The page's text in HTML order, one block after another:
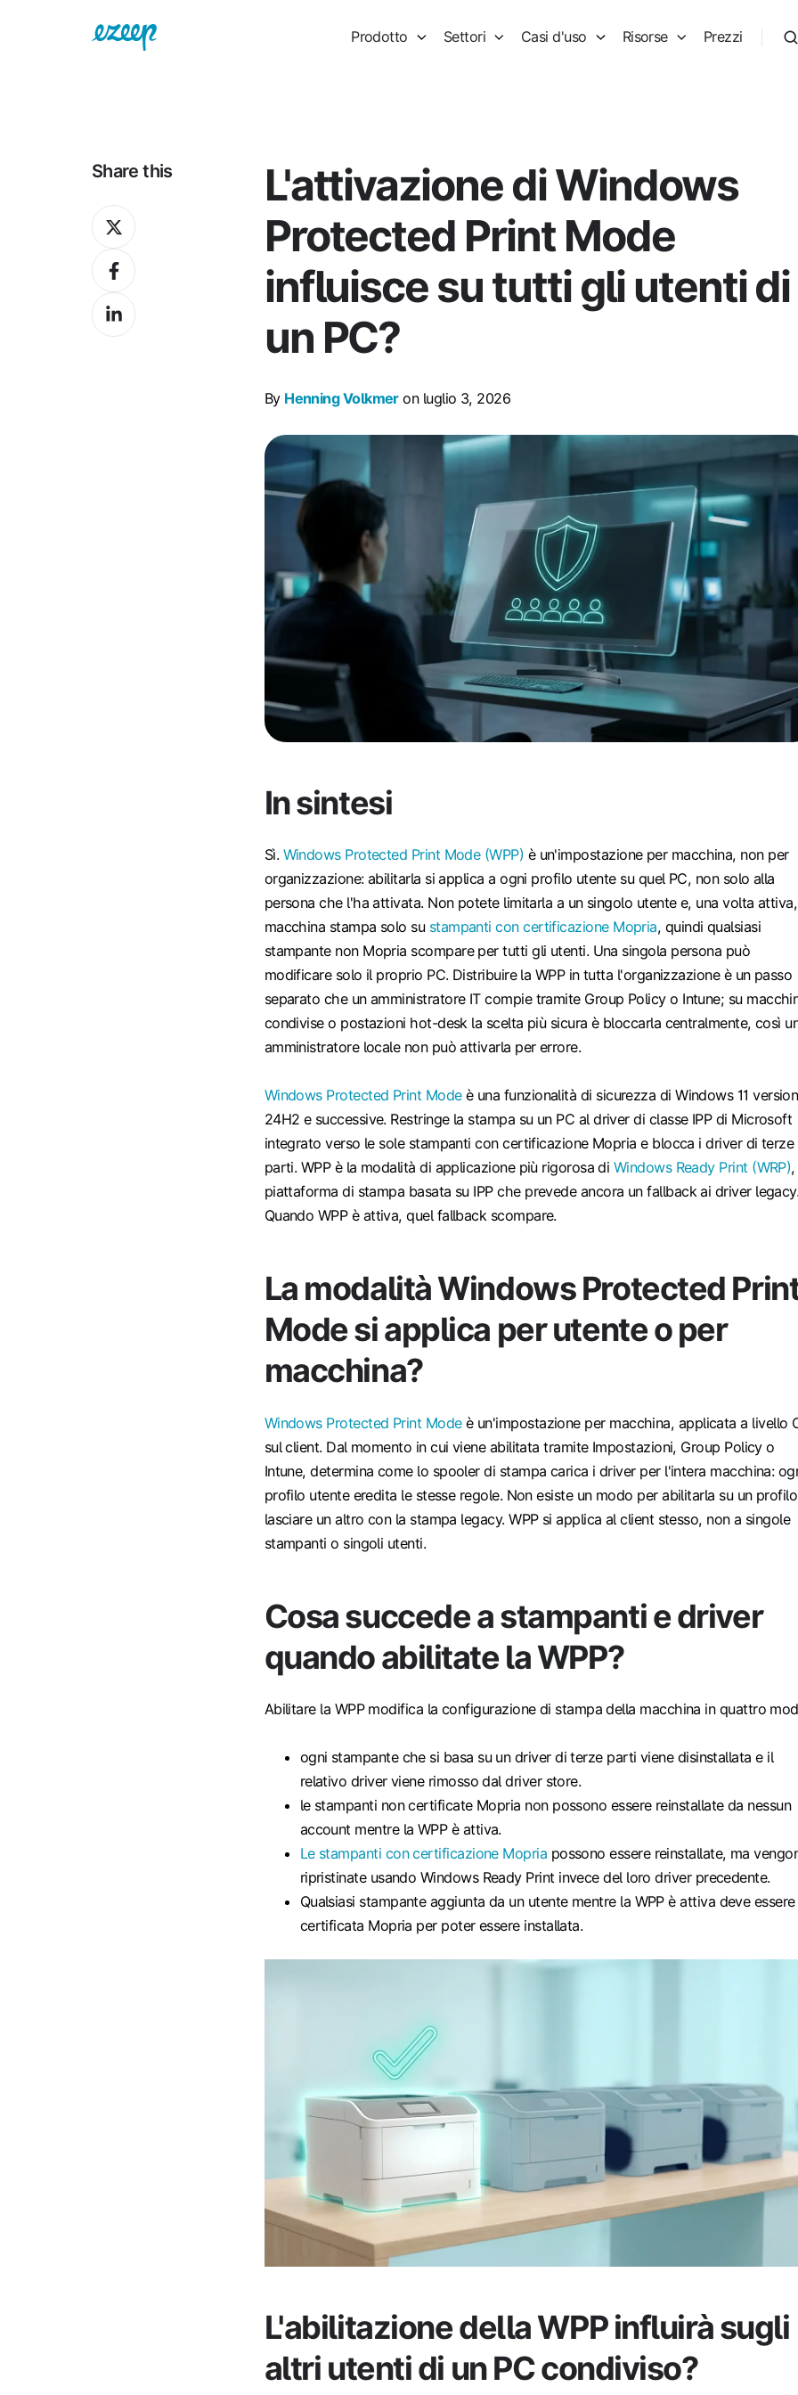
Prodotto Settori Casi d'uso Risorse Prezzi
L'attivazione di Windows
Protected Print Mode
influisce su tutti gli utenti di
un PC?
By Henning Volkmeron luglio 3, 2026
In sintesi
Sì. Windows Protected Print Mode (WPP) è un'impostazione per macchina, non per
organizzazione: abilitarla si applica a ogni profilo utente su quel PC, non solo alla
persona che l'ha attivata. Non potete limitarla a un singolo utente e, una volta
macchina stampa solo su stampanti con certificazione Mopria, quindi qualsiasi
stampante non Mopria scompare per tutti gli utenti. Una singola persona può
modificare solo il proprio PC. Distribuire la WPP in tutta l'organizzazione è un passo
separato che un amministratore IT compie tramite Group Policy o Intune; su
condivise o postazioni hot-desk la scelta più sicura è bloccarla centralmente, così
amministratore locale non può attivarla per errore.
Windows Protected Print Modeè una funzionalità di sicurezza di Windows 11
24H2 e successive. Restringe la stampa su un PC al driver di classe IPP di Microsoft
integrato verso le sole stampanti con certificazione Mopria e blocca i driver di terze
parti. WPP è la modalità di applicazione più rigorosa di Windows Ready Print (WRP)
piattaforma di stampa basata su IPP che prevede ancora un fallback ai driver legacy.
Quando WPP è attiva, quel fallback scompare.
La modalità Windows Protected
Mode si applica per utente o per
macchina?
Windows Protected Print Modeè un'impostazione per macchina, applicata a livello
sul client. Dal momento in cui viene abilitata tramite Impostazioni, Group Policy o
Intune, determina come lo spooler di stampa carica i driver per l'intera macchina:
profilo utente eredita le stesse regole. Non esiste un modo per abilitarla su un
lasciare un altro con la stampa legacy. WPP si applica al client stesso, non a singole
stampanti o singoli utenti.
Cosa succede a stampanti e driver
quando abilitate la WPP?
Abilitare la WPP modifica la configurazione di stampa della macchina in quattro
ogni stampante che si basa su un driver di terze parti viene disinstallata e il
relativo driver viene rimosso dal driver store.
le stampanti non certificate Mopria non possono essere reinstallate da nessun
account mentre la WPP è attiva.
Le stampanti con certificazione Mopria possono essere reinstallate, ma
ripristinate usando Windows Ready Print invece del loro driver precedente.
Qualsiasi stampante aggiunta da un utente mentre la WPP è attiva deve essere
certificata Mopria per poter essere installata.
L'abilitazione della WPP influirà sugli
altri utenti di un PC condiviso?
Share this
Share
on
XShare
on
Facebook
Share
on